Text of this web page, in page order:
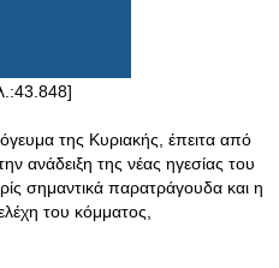
της Κυριακής, έπειτα από
ανάδειξη της νέας ηγεσίας του
σημαντικά παρατράγουδα και η
του κόμματος,